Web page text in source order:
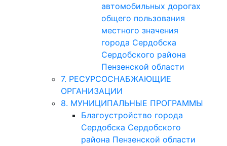
автомобильных дорогах
общего пользования
местного значения
города Сердобска
Сердобского района
Пензенской области
7. РЕСУРСОСНАБЖАЮЩИЕ
ОРГАНИЗАЦИИ
8. МУНИЦИПАЛЬНЫЕ ПРОГРАММЫ
Благоустройство города
Сердобска Сердобского
района Пензенской области